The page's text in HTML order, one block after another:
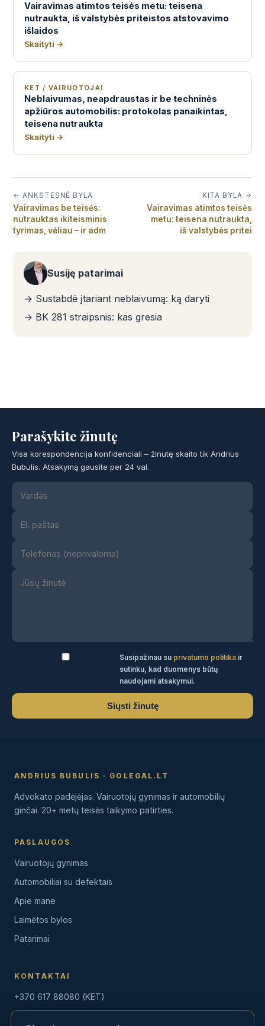
Vairavimas atimtos teisės metu: teisena
nutraukta, iš valstybės priteistos atstovavimo
išlaidos
Skaityti →
KET / VAIRUOTOJAI
Neblaivumas, neapdraustas ir be techninės
apžiūros automobilis: protokolas panaikintas,
teisena nutraukta
Skaityti →
← ANKSTESNĖ BYLA
Vairavimas be teisės:
nutrauktas ikiteisminis
tyrimas, vėliau – ir adm
KITA BYLA →
Vairavimas atimtos teisės
metu: teisena nutraukta,
iš valstybės pritei
Susiję patarimai
→ Sustabdė įtariant neblaivumą: ką daryti
→ BK 281 straipsnis: kas gresia
Parašykite žinutę
Visa korespondencija konfidenciali – žinutę skaito tik Andrius
Bubulis. Atsakymą gausite per 24 val.
Susipažinau su privatumo politikair
sutinku, kad duomenys būtų
naudojami atsakymui.
Siųsti žinutę
ANDRIUS BUBULIS · GOLEGAL.LT
Advokato padėjėjas. Vairuotojų gynimas ir automobilių
ginčai. 20+ metų teisės taikymo patirties.
PASLAUGOS
Vairuotojų gynimas
Automobiliai su defektais
Apie mane
Laimėtos bylos
Patarimai
KONTAKTAI
+370 617 88080 (KET)